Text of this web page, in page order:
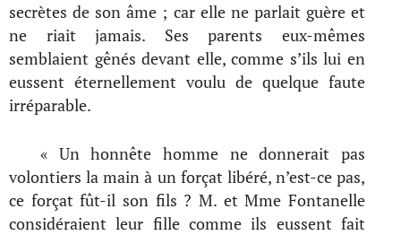
secrètes de son âme ; car elle ne parlait guère et
ne riait jamais. Ses parents eux-mêmes
semblaient gênés devant elle, comme s’ils lui en
eussent éternellement voulu de quelque faute
irréparable.
« Un honnête homme ne donnerait pas
volontiers la main à un forçat libéré, n’est-ce pas,
ce forçat fût-il son fils ? M. et Mme Fontanelle
considéraient leur fille comme ils eussent fait